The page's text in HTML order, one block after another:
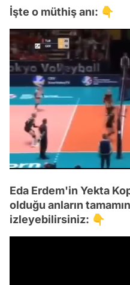
İşte o müthiş anı: 👇
/
Eda Erdem'in Yekta
olduğu anların
izleyebilirsiniz: 👇